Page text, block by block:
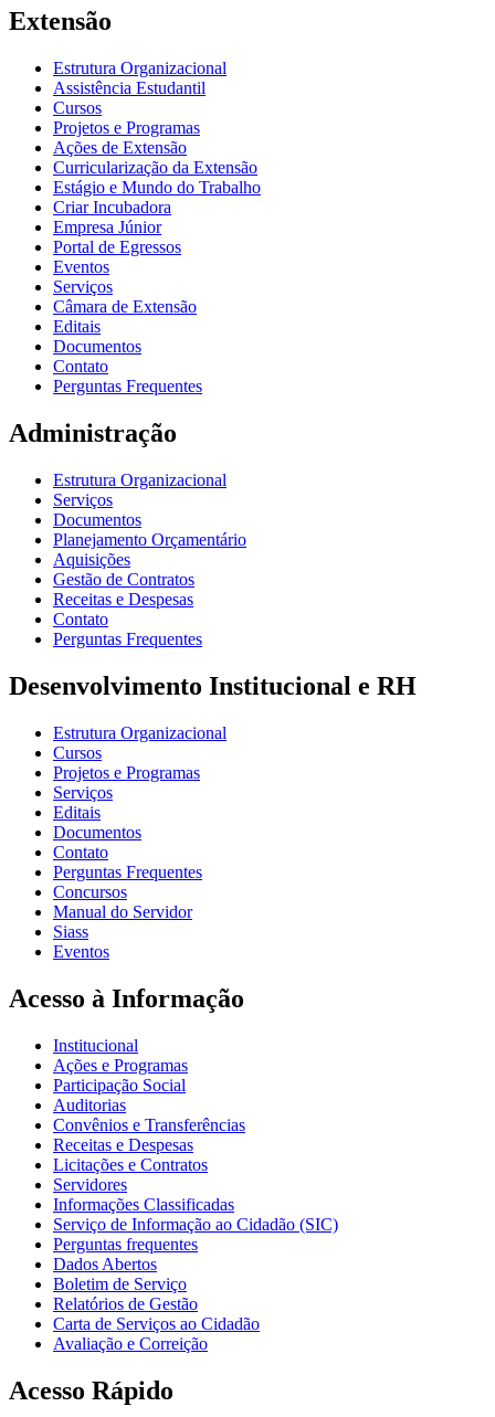
Extensão
Estrutura Organizacional
Assistência Estudantil
Cursos
Projetos e Programas
Ações de Extensão
Curricularização da Extensão
Estágio e Mundo do Trabalho
Criar Incubadora
Empresa Júnior
Portal de Egressos
Eventos
Serviços
Câmara de Extensão
Editais
Documentos
Contato
Perguntas Frequentes
Administração
Estrutura Organizacional
Serviços
Documentos
Planejamento Orçamentário
Aquisições
Gestão de Contratos
Receitas e Despesas
Contato
Perguntas Frequentes
Desenvolvimento Institucional e RH
Estrutura Organizacional
Cursos
Projetos e Programas
Serviços
Editais
Documentos
Contato
Perguntas Frequentes
Concursos
Manual do Servidor
Siass
Eventos
Acesso à Informação
Institucional
Ações e Programas
Participação Social
Auditorias
Convênios e Transferências
Receitas e Despesas
Licitações e Contratos
Servidores
Informações Classificadas
Serviço de Informação ao Cidadão (SIC)
Perguntas frequentes
Dados Abertos
Boletim de Serviço
Relatórios de Gestão
Carta de Serviços ao Cidadão
Avaliação e Correição
Acesso Rápido